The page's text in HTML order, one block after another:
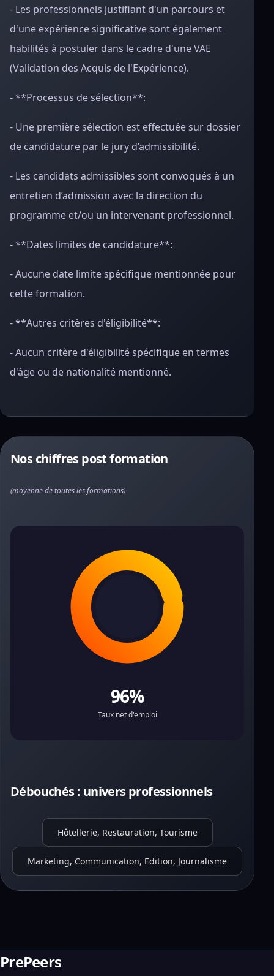
- Les professionnels justifiant d'un parcours et
d'une expérience significative sont également
habilités à postuler dans le cadre d'une VAE
(Validation des Acquis de l'Expérience).
- **Processus de sélection**:
- Une première sélection est effectuée sur dossier
de candidature par le jury d’admissibilité.
- Les candidats admissibles sont convoqués à un
entretien d’admission avec la direction du
programme et/ou un intervenant professionnel.
- **Dates limites de candidature**:
- Aucune date limite spécifique mentionnée pour
cette formation.
- **Autres critères d'éligibilité**:
- Aucun critère d'éligibilité spécifique en termes
d'âge ou de nationalité mentionné.
Nos chiffres post formation
(moyenne de toutes les formations)
96%
Taux net d'emploi
Débouchés : univers professionnels
Hôtellerie, Restauration, Tourisme
Marketing, Communication, Edition, Journalisme
PrePeers